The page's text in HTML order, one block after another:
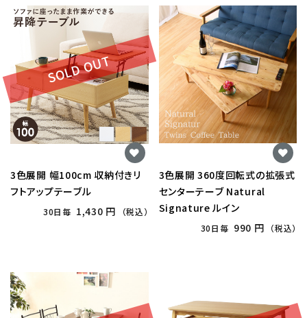
SOLD OUT
3色展開 幅100cm 収納付きリ
フトアップテーブル
30日毎 1,430 円 （税込）
3色展開 360度回転式の拡張式
センターテーブ Natural
Signature ルイン
30日毎 990 円 （税込）